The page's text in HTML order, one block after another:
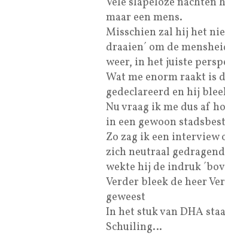
maar een mens.
Misschien zal hij het
draaien´ om de
weer, in het juiste
Wat me enorm raakt is
gedeclareerd en hij
Nu vraag ik me dus af
in een gewoon
Zo zag ik een interview
zich neutraal
wekte hij de indruk
Verder bleek de heer
geweest
In het stuk van DHA
Schuiling…